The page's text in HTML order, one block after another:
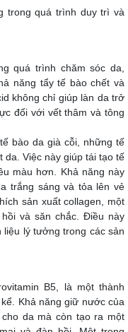
trong quá trình duy trì và
quá trình chăm sóc da,
năng tẩy tế bào chết và
không chỉ giúp làn da trở
đối với vết thâm và tông
bào da già cỗi, những tế
da. Việc này giúp tái tạo tế
màu hơn. Khả năng này
trắng sáng và tỏa lên vẻ
sản xuất collagen, một
và săn chắc. Điều này
liệu lý tưởng trong các sản
B5, là một thành
Khả năng giữ nước của
da mà còn tạo ra một